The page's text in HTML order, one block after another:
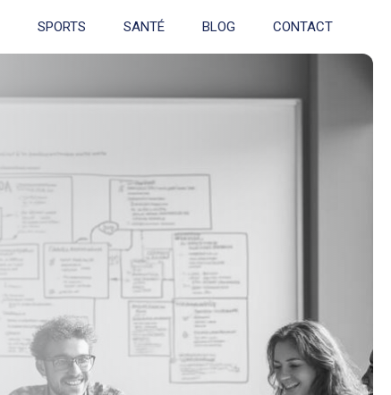
SPORTS SANTÉ BLOG CONTACT